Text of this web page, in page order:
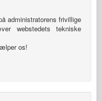
administratorens frivillige
webstedets tekniske
os!